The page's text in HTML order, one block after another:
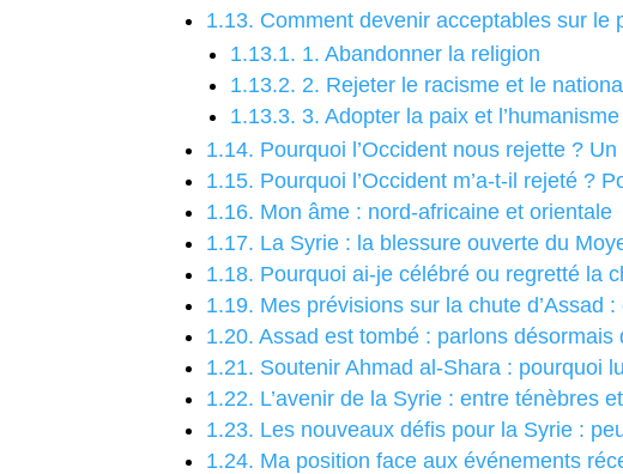
1.13. Comment devenir acceptables sur le
1.13.1. 1. Abandonner la religion
1.13.2. 2. Rejeter le racisme et le
1.13.3. 3. Adopter la paix et l’humanisme
1.14. Pourquoi l’Occident nous rejette ?
1.15. Pourquoi l’Occident m’a-t-il rejeté ?
1.16. Mon âme : nord-africaine et orientale
1.17. La Syrie : la blessure ouverte du
1.18. Pourquoi ai-je célébré ou regretté la
1.19. Mes prévisions sur la chute d’Assad
1.20. Assad est tombé : parlons désormais
1.21. Soutenir Ahmad al-Shara : pourquoi
1.22. L’avenir de la Syrie : entre ténèbres
1.23. Les nouveaux défis pour la Syrie :
1.24. Ma position face aux événements